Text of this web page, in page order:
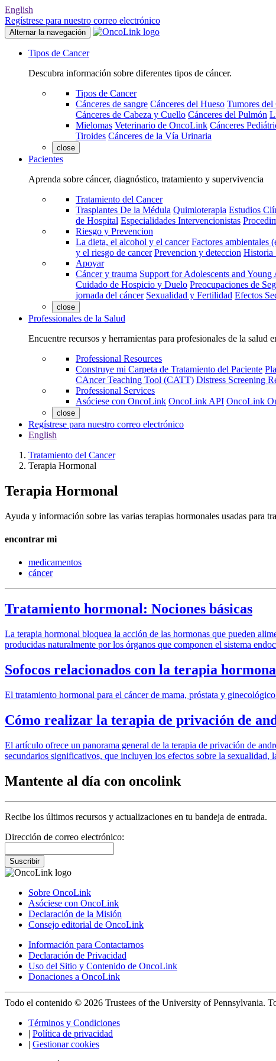
English
Regístrese para nuestro correo electrónico
Alternar la navegación
Tipos de Cancer
Descubra información sobre diferentes tipos de cáncer.
Tipos de Cancer
Cánceres de sangre Cánceres del Hueso Tumores del
Cánceres de Cabeza y Cuello Cánceres del Pulmón
Mielomas Veterinario de OncoLink Cánceres
Tiroides Cánceres de la Vía Urinaria
close
Pacientes
Aprenda sobre cáncer, diagnóstico, tratamiento y supervivencia
Tratamiento del Cancer
Trasplantes De la Médula Quimioterapia Estudios
de Hospital Especialidades Intervencionistas
Riesgo y Prevencion
La dieta, el alcohol y el cancer Factores ambientales
y el riesgo de cancer Prevencion y deteccion Historia
Apoyar
Cáncer y trauma Support for Adolescents and
Cuidado de Hospicio y Duelo Preocupaciones de
jornada del cáncer Sexualidad y Fertilidad Efectos
close
Professionales de la Salud
Encuentre recursos y herramientas para profesionales de la salud
Professional Resources
Construye mi Carpeta de Tratamiento del Paciente
CAncer Teaching Tool (CATT) Distress Screening
Professional Services
Asóciese con OncoLink OncoLink API OncoLink
close
Regístrese para nuestro correo electrónico
English
Tratamiento del Cancer
Terapia Hormonal
Terapia Hormonal
Ayuda y información sobre las varias terapias hormonales usadas para
encontrar mi
medicamentos
cáncer
Tratamiento hormonal: Nociones básicas
La terapia hormonal bloquea la acción de las hormonas que pueden
producidas naturalmente por los órganos que componen el sistema
Sofocos relacionados con la terapia
El tratamiento hormonal para el cáncer de mama, próstata y
Cómo realizar la terapia de privación de
El artículo ofrece un panorama general de la terapia de privación de
secundarios significativos, que incluyen los efectos sobre la sexualidad,
Mantente al día con oncolink
Recibe los últimos recursos y actualizaciones en tu bandeja de entrada.
Dirección de correo electrónico:
Suscribir
Sobre OncoLink
Asóciese con OncoLink
Declaración de la Misión
Consejo editorial de OncoLink
Información para Contactarnos
Declaración de Privacidad
Uso del Sitio y Contenido de OncoLink
Donaciones a OncoLink
Todo el contenido © 2026 Trustees of the University of Pennsylvania.
Términos y Condiciones
| Política de privacidad
| Gestionar cookies